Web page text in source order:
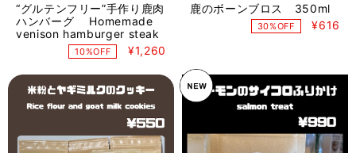
“グルテンフリー”手作り鹿肉
ハンバーグ Homemade
venison hamburger steak
10%OFF ¥1,260
鹿のボーンブロス 350ml
30%OFF ¥616